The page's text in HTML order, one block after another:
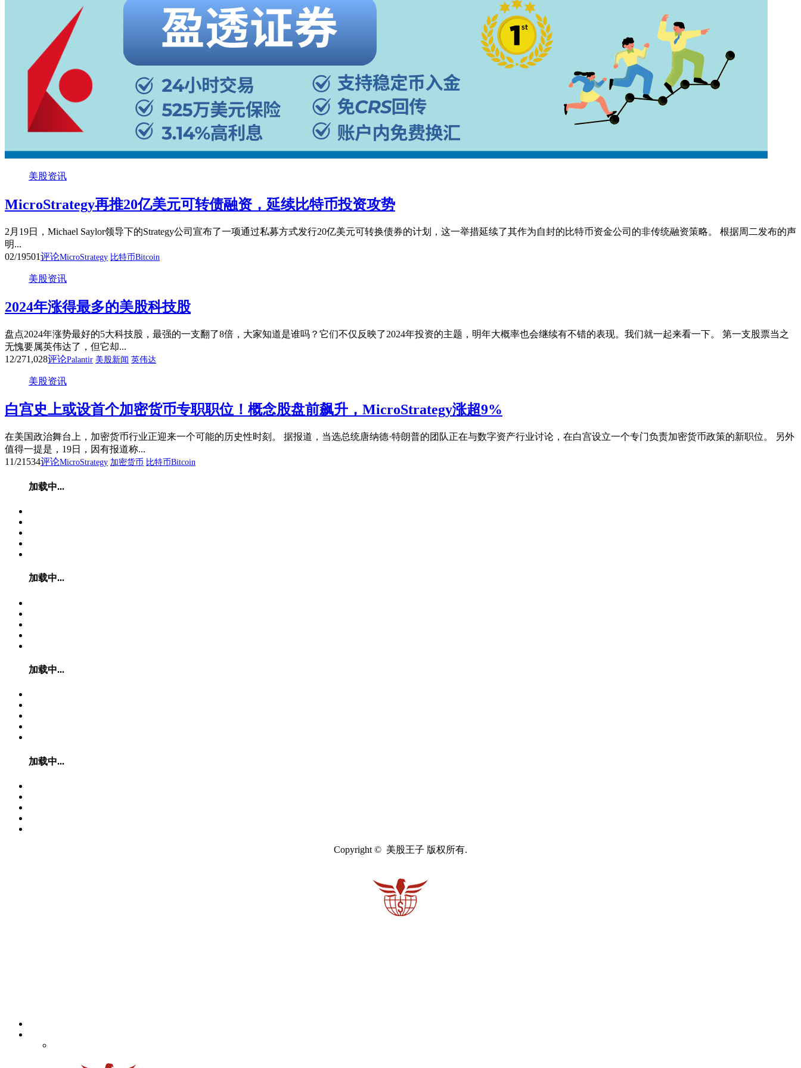
美股资讯
MicroStrategy再推20亿美元可转债融资，延续比特币投资攻势
2月19日，Michael Saylor领导下的Strategy公司宣布了一项通过私募方式发行20亿美元可转换债券的计划，这一举措延续了其作为自封的比特币资金公司的非传统融资策略。 根据周二发布的声
明...
02/19501评论MicroStrategy 比特币Bitcoin
美股资讯
2024年涨得最多的美股科技股
盘点2024年涨势最好的5大科技股，最强的一支翻了8倍，大家知道是谁吗？它们不仅反映了2024年投资的主题，明年大概率也会继续有不错的表现。我们就一起来看一下。 第一支股票当之
无愧要属英伟达了，但它却...
12/271,028评论Palantir 美股新闻 英伟达
美股资讯
白宫史上或设首个加密货币专职职位！概念股盘前飙升，MicroStrategy涨超9%
在美国政治舞台上，加密货币行业正迎来一个可能的历史性时刻。 据报道，当选总统唐纳德·特朗普的团队正在与数字资产行业讨论，在白宫设立一个专门负责加密货币政策的新职位。 另外
值得一提是，19日，因有报道称...
11/21 534评论MicroStrategy 加密货币 比特币Bitcoin
加载中...
加载中...
加载中...
加载中...
Copyright © 美股王子 版权所有.